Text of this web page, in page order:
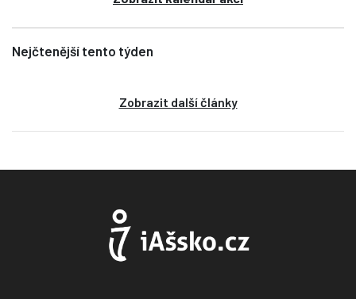
Nejčtenější tento týden
Zobrazit další články